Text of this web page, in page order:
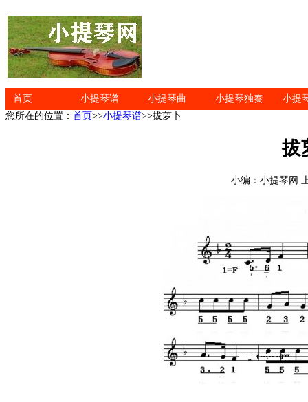
首页 小提琴谱 小提琴曲 小提琴独奏
小提
您所在的位置： 首页>>小提琴谱>>拔萝卜
拔
小编：小提琴网